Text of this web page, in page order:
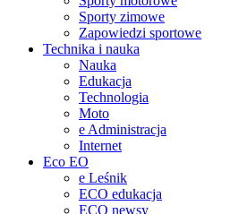
Sporty zimowe
Zapowiedzi sportowe
Technika i nauka
Nauka
Edukacja
Technologia
Moto
e Administracja
Internet
Eco EO
e Leśnik
ECO edukacja
ECO newsy